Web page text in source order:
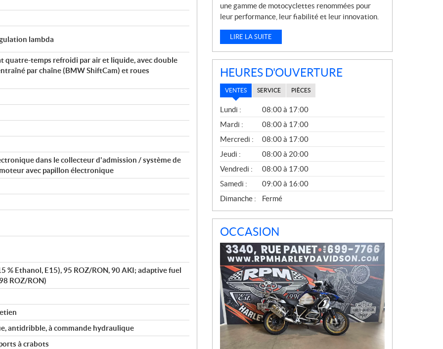
lambda
quatre-temps refroidi par air et liquide, avec double
par chaîne (BMW ShiftCam) et roues
dans le collecteur d'admission / système de
avec papillon électronique
% Ethanol, E15), 95 ROZ/RON, 90 AKI; adaptive fuel
ROZ/RON)
antidribble, à commande hydraulique
à crabots
une gamme de motocyclettes renommées pour
leur performance, leur fiabilité et leur innovation.
LIRE LA SUITE
HEURES D'OUVERTURE
VENTES SERVICE PIÈCES
V
E
N
T
E
S
Lundi :
08:00 à 17:00
Mardi :
08:00 à 17:00
Mercredi :
08:00 à 17:00
Jeudi :
08:00 à 20:00
Vendredi :
08:00 à 17:00
Samedi :
09:00 à 16:00
Dimanche :
Fermé
OCCASION